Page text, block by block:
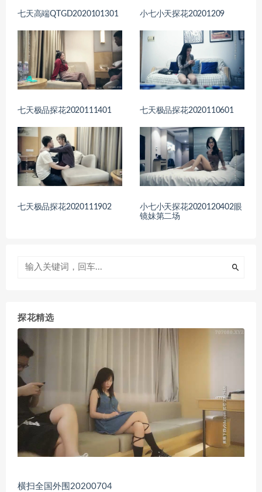
七天高端QTGD2020101301 小七小天探花20201209
七天极品探花2020111401 七天极品探花2020110601
七天极品探花2020111902
小七小天探花2020120402眼
镜妹第二场
探花精选
横扫全国外围20200704